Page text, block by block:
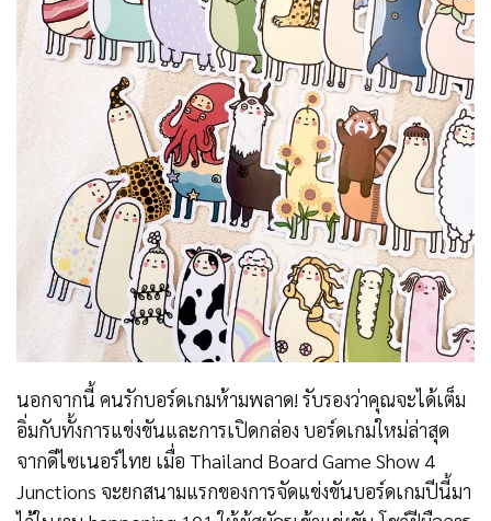
นอกจากนี้ คนรักบอร์ดเกมห้ามพลาด! รับรองว่าคุณจะได้เต็ม
อิ่มกับทั้งการแข่งขันและการเปิดกล่อง บอร์ดเกมใหม่ล่าสุด
จากดีไซเนอร์ไทย เมื่อ Thailand Board Game Show 4
Junctions จะยกสนามแรกของการจัดแข่งขันบอร์ดเกมปีนี้มา